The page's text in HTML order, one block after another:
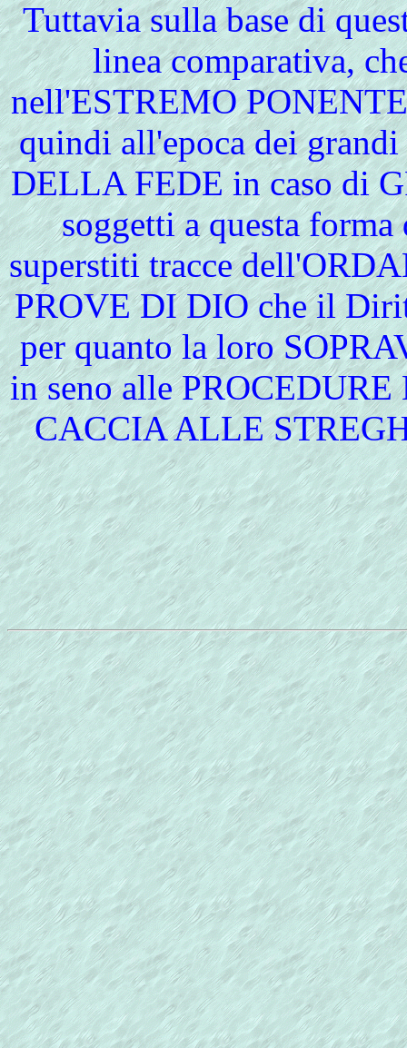
Tuttavia sulla base di
linea comparativa,
nell'ESTREMO
quindi all'epoca dei
DELLA FEDE in caso di
soggetti a questa
superstiti tracce
PROVE DI DIO che il
per quanto la loro
in seno alle
CACCIA ALLE